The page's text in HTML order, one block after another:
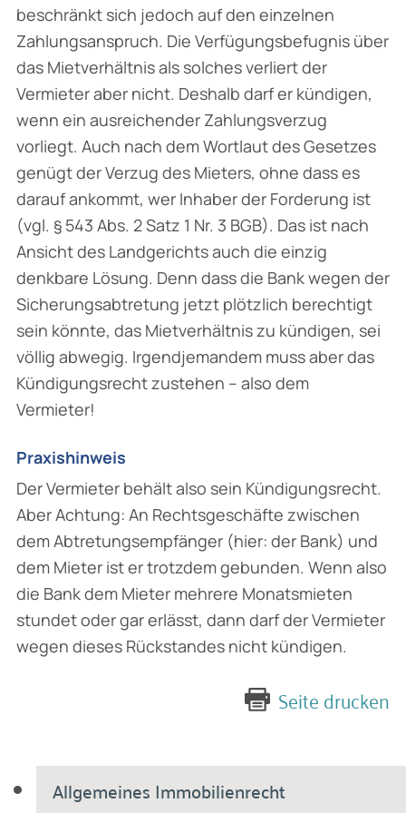
Allgemeines Immobilienrecht
beschränkt sich jedoch auf den einzelnen
Zahlungsanspruch. Die Verfügungsbefugnis über
das Mietverhältnis als solches verliert der
Vermieter aber nicht. Deshalb darf er kündigen,
wenn ein ausreichender Zahlungsverzug
vorliegt. Auch nach dem Wortlaut des Gesetzes
genügt der Verzug des Mieters, ohne dass es
darauf ankommt, wer Inhaber der Forderung ist
(vgl. § 543 Abs. 2 Satz 1 Nr. 3 BGB). Das ist nach
Ansicht des Landgerichts auch die einzig
denkbare Lösung. Denn dass die Bank wegen der
Sicherungsabtretung jetzt plötzlich berechtigt
sein könnte, das Mietverhältnis zu kündigen, sei
völlig abwegig. Irgendjemandem muss aber das
Kündigungsrecht zustehen – also dem
Vermieter!
Praxishinweis
Der Vermieter behält also sein Kündigungsrecht.
Aber Achtung: An Rechtsgeschäfte zwischen
dem Abtretungsempfänger (hier: der Bank) und
dem Mieter ist er trotzdem gebunden. Wenn also
die Bank dem Mieter mehrere Monatsmieten
stundet oder gar erlässt, dann darf der Vermieter
wegen dieses Rückstandes nicht kündigen.
Seite drucken